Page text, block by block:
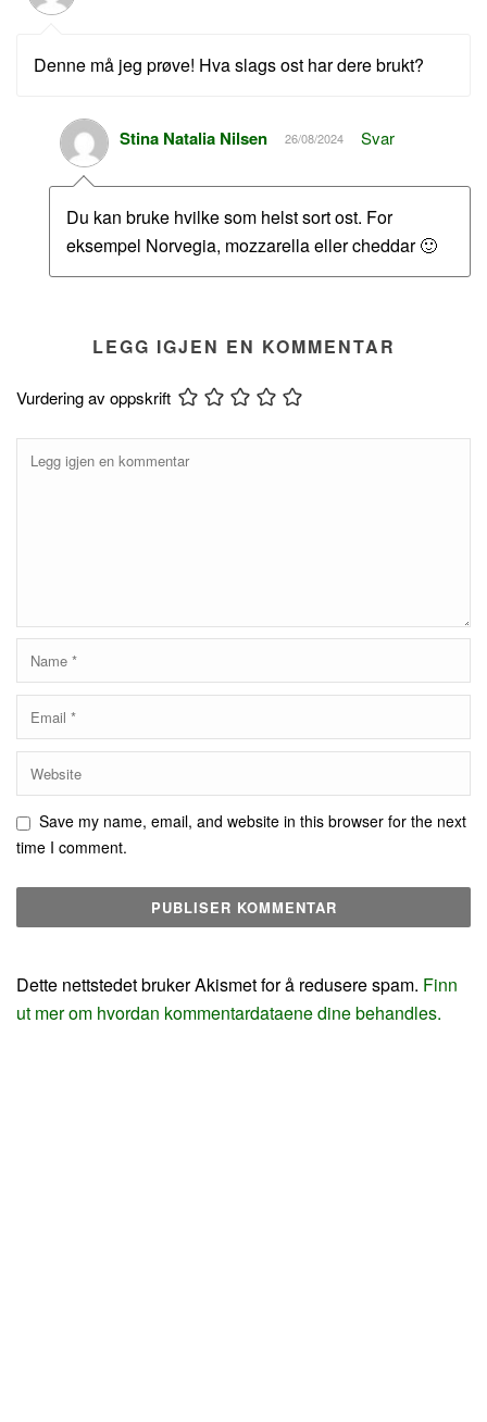
Denne må jeg prøve! Hva slags ost har dere brukt?
Stina Natalia Nilsen 26/08/2024 Svar
Du kan bruke hvilke som helst sort ost. For
eksempel Norvegia, mozzarella eller cheddar 🙂
LEGG IGJEN EN KOMMENTAR
Vurdering av oppskrift
Save my name, email, and website in this browser for the next
time I comment.
Dette nettstedet bruker Akismet for å redusere spam. Finn
ut mer om hvordan kommentardataene dine behandles.